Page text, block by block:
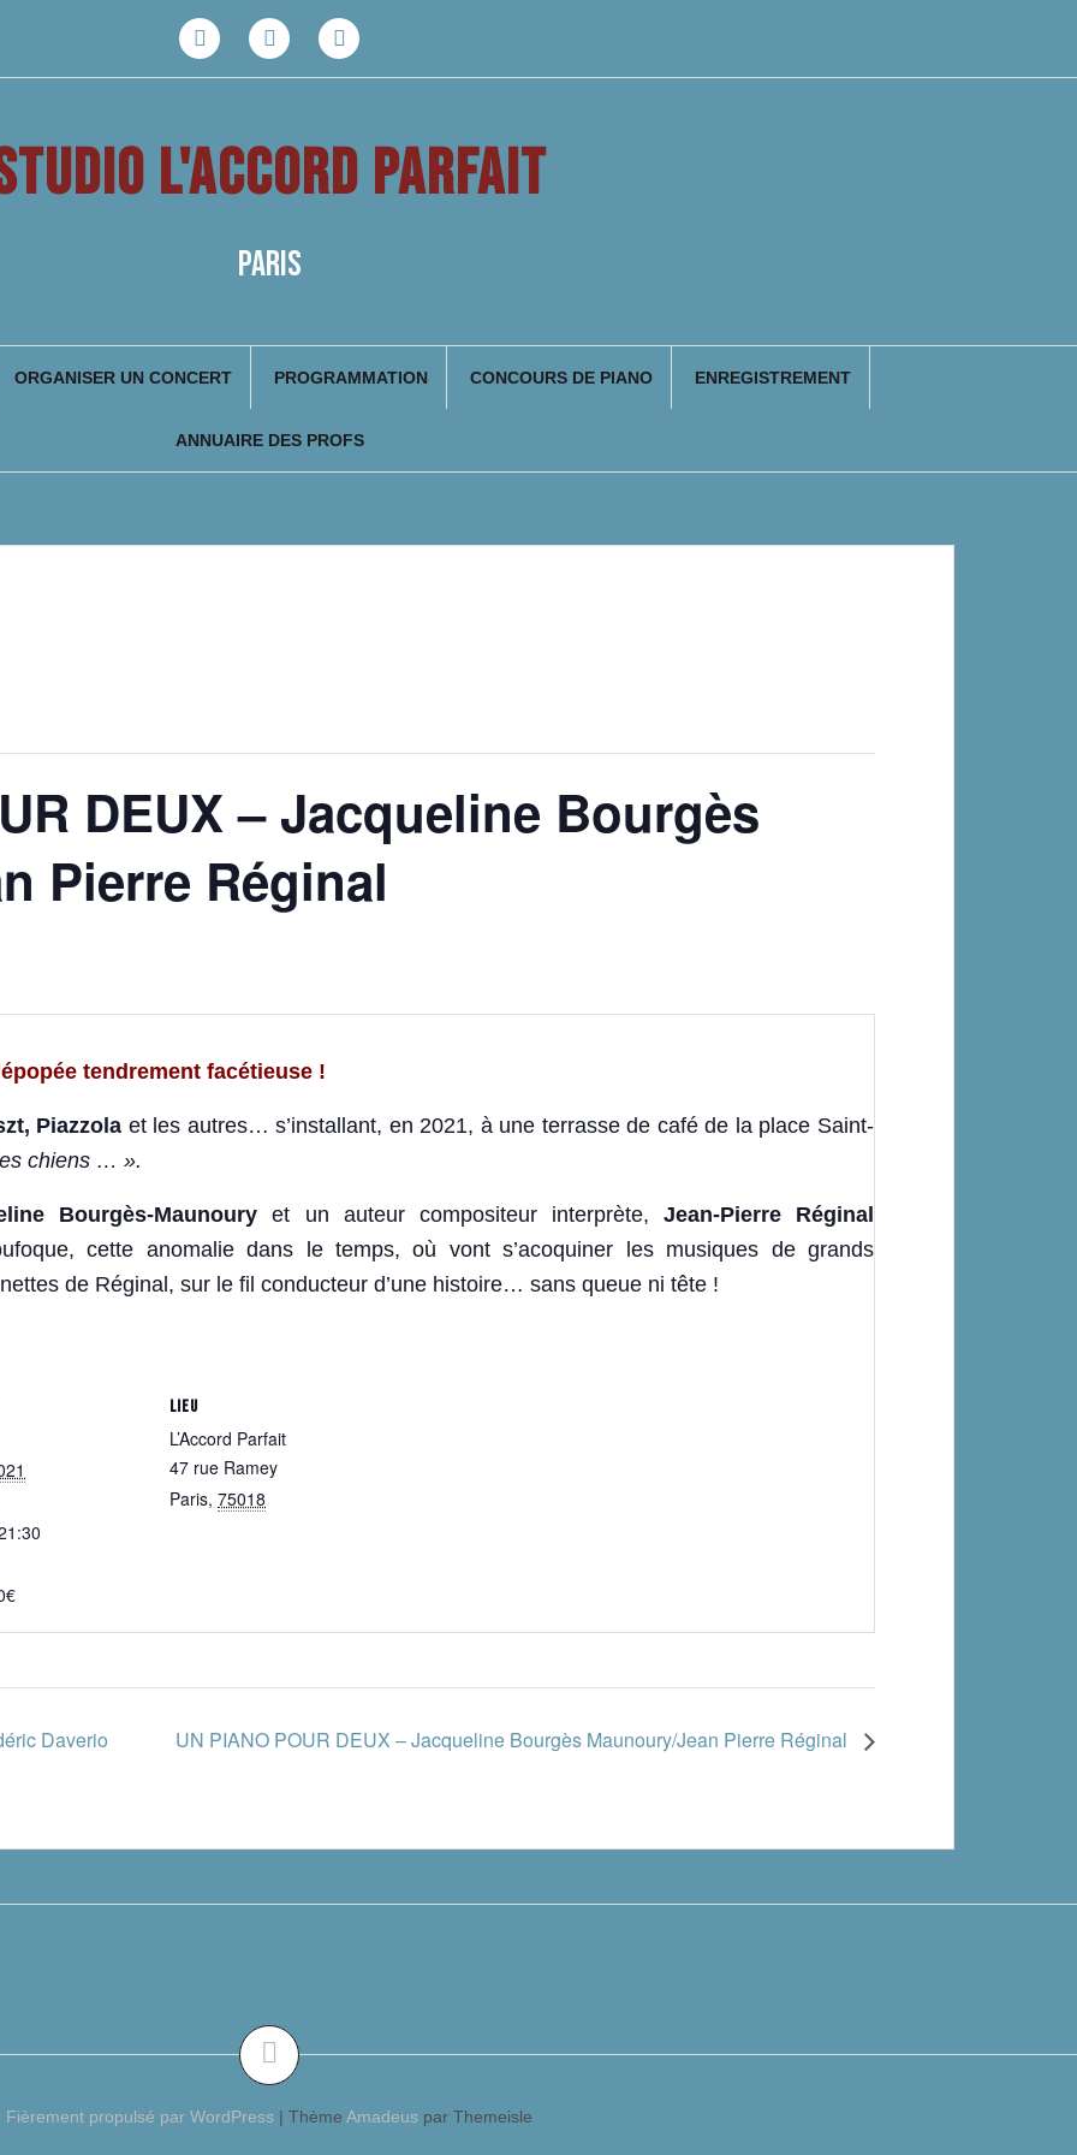
L'ACCORD PARFAIT
PARIS
ORGANISER UN CONCERT PROGRAMMATION CONCOURS DE PIANO ENREGISTREMENT
ANNUAIRE DES PROFS
DEUX – Jacqueline Bourgès
Pierre Réginal
tendrement facétieuse !
Piazzola et les autres… s’installant, en 2021, à une terrasse de café de la place Saint-
chiens … ».
Bourgès-Maunoury et un auteur compositeur interprète, Jean-Pierre Réginal
cette anomalie dans le temps, où vont s’acoquiner les musiques de grands
de Réginal, sur le fil conducteur d’une histoire… sans queue ni tête !
LIEU
L’Accord Parfait
47 rue Ramey
Paris, 75018
Daverio UN PIANO POUR DEUX – Jacqueline Bourgès Maunoury/Jean Pierre Réginal
Fièrement propulsé par WordPress | Thème Amadeus par Themeisle